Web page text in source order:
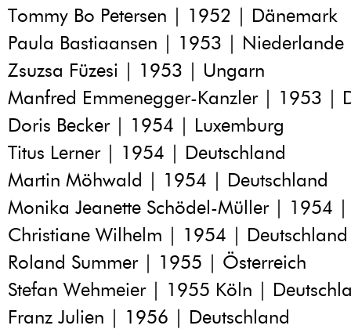
Tommy Bo Petersen | 1952 | Dänemark
Paula Bastiaansen | 1953 | Niederlande
Zsuzsa Füzesi | 1953 | Ungarn
Manfred Emmenegger-Kanzler | 1953 |
Doris Becker | 1954 | Luxemburg
Titus Lerner | 1954 | Deutschland
Martin Möhwald | 1954 | Deutschland
Monika Jeanette Schödel-Müller | 1954 |
Christiane Wilhelm | 1954 | Deutschland
Roland Summer | 1955 | Österreich
Stefan Wehmeier | 1955 Köln |
Franz Julien | 1956 | Deutschland